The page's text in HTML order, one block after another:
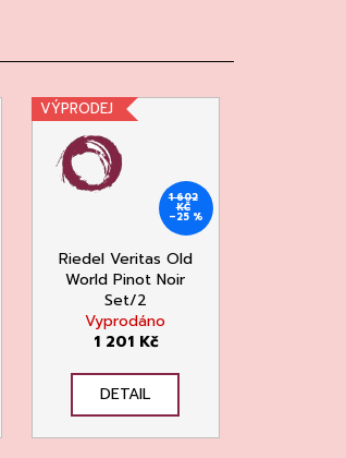
VÝPRODEJ
1 602
KČ
–25 %
Riedel Veritas Old
World Pinot Noir
Set/2
Vyprodáno
1 201 Kč
DETAIL